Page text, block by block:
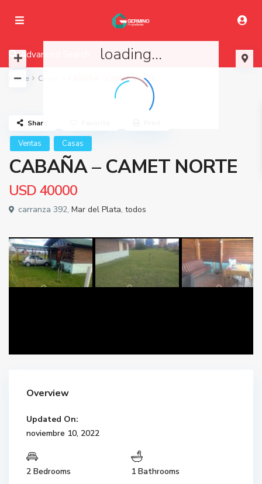
loading...
Advanced Search
Home Casas CABAÑA – CAMET NORTE
Ventas Casas
CABAÑA – CAMET NORTE
USD40000
carranza 392, Mar del Plata, todos
Share
Overview
Updated On:
noviembre 10, 2022
2 Bedrooms 1 Bathrooms